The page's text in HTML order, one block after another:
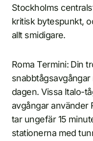
Stockholms
kritisk bytespunkt,
allt smidigare.
Roma Termini: Din
dagen. Vissa Italo-
avgångar använder
tar ungefär 15
stationerna med